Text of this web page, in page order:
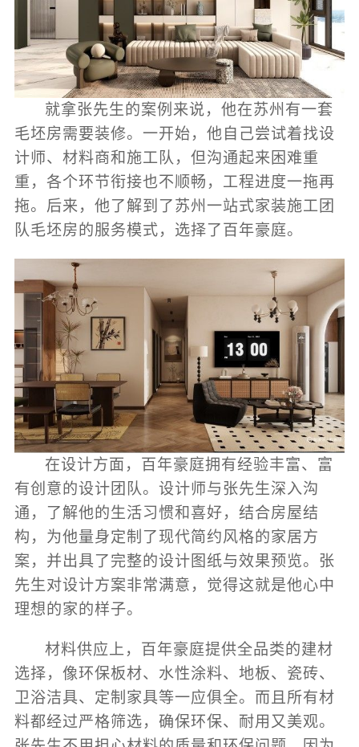
就拿张先生的案例来说，他在苏州有一套
毛坯房需要装修。一开始，他自己尝试着找设
计师、材料商和施工队，但沟通起来困难重
重，各个环节衔接也不顺畅，工程进度一拖再
拖。后来，他了解到了苏州一站式家装施工团
队毛坯房的服务模式，选择了百年豪庭。
在设计方面，百年豪庭拥有经验丰富、富
有创意的设计团队。设计师与张先生深入沟
通，了解他的生活习惯和喜好，结合房屋结
构，为他量身定制了现代简约风格的家居方
案，并出具了完整的设计图纸与效果预览。张
先生对设计方案非常满意，觉得这就是他心中
理想的家的样子。
材料供应上，百年豪庭提供全品类的建材
选择，像环保板材、水性涂料、地板、瓷砖、
卫浴洁具、定制家具等一应俱全。而且所有材
料都经过严格筛选，确保环保、耐用又美观。